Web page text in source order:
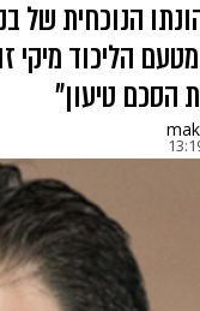
הנוכחית של
הליכוד מיקי
הסכם טיעון"